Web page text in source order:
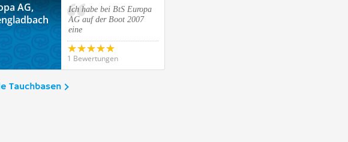
AG,
Ich habe bei BtS Europa
AG auf der Boot 2007
eine
1 Bewertungen
Tauchbasen